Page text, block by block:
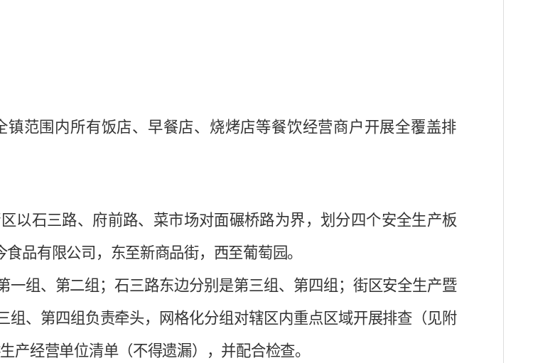
镇范围内所有饭店、早餐店、烧烤店等餐饮经营商户 开展全覆盖排
以石三路、府前路、菜市场对面碾桥路为界，划分四个安全生产板
品有限公司，东至新商品街，西至葡萄园。
一组、第二组；石三路东边分别是第三组、第四组；街区安全生产暨
组、第四组负责牵头，网格化分组对辖区内重点区域开展排查（见附
产经营单位清单（不得遗漏），并配合检查。